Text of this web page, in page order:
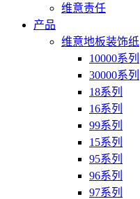
维意责任
产品
维意地板装饰纸
10000系列
30000系列
18系列
16系列
99系列
15系列
95系列
96系列
97系列